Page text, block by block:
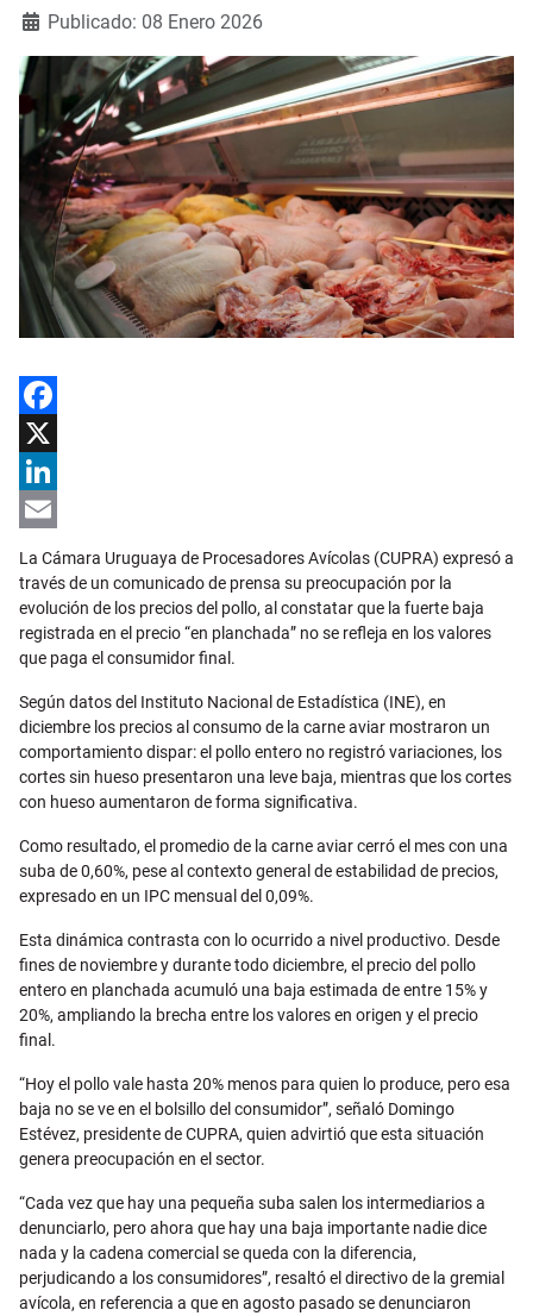
Detalles
Publicado: 08 Enero 2026
Facebook
X
LinkedIn
Email
La Cámara Uruguaya de Procesadores Avícolas (CUPRA) expresó a
través de un comunicado de prensa su preocupación por la
evolución de los precios del pollo, al constatar que la fuerte baja
registrada en el precio “en planchada” no se refleja en los valores
que paga el consumidor final.
Según datos del Instituto Nacional de Estadística (INE), en
diciembre los precios al consumo de la carne aviar mostraron un
comportamiento dispar: el pollo entero no registró variaciones, los
cortes sin hueso presentaron una leve baja, mientras que los cortes
con hueso aumentaron de forma significativa.
Como resultado, el promedio de la carne aviar cerró el mes con una
suba de 0,60%, pese al contexto general de estabilidad de precios,
expresado en un IPC mensual del 0,09%.
Esta dinámica contrasta con lo ocurrido a nivel productivo. Desde
fines de noviembre y durante todo diciembre, el precio del pollo
entero en planchada acumuló una baja estimada de entre 15% y
20%, ampliando la brecha entre los valores en origen y el precio
final.
“Hoy el pollo vale hasta 20% menos para quien lo produce, pero esa
baja no se ve en el bolsillo del consumidor”, señaló Domingo
Estévez, presidente de CUPRA, quien advirtió que esta situación
genera preocupación en el sector.
“Cada vez que hay una pequeña suba salen los intermediarios a
denunciarlo, pero ahora que hay una baja importante nadie dice
nada y la cadena comercial se queda con la diferencia,
perjudicando a los consumidores”, resaltó el directivo de la gremial
avícola, en referencia a que en agosto pasado se denunciaron